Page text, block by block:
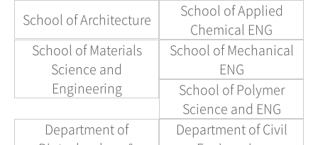
School of Architecture
School of Applied
Chemical ENG
School of Materials
Science and
Engineering
School of Mechanical
ENG
School of Polymer
Science and ENG
Department of
Department of Civil